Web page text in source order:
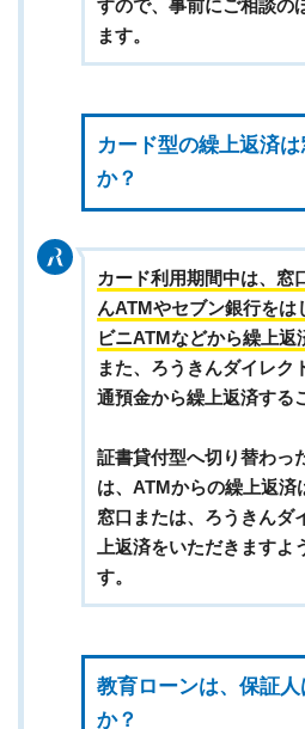
すので、事前にご相談の
ます。
カード型の繰上返済
か？
カード利用期間中は、窓
んATMやセブン銀行をは
ビニATMなどから繰上返
また、ろうきんダイレク
通預金から繰上返済する
証書貸付型へ切り替わっ
は、ATMからの繰上返済
窓口または、ろうきんダ
上返済をいただきますよ
す。
教育ローンは、保証
か？